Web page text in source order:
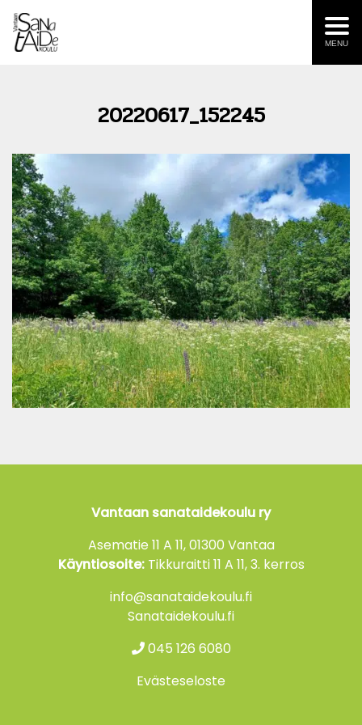
MENU
20220617_152245
Vantaan sanataidekoulu ry
Asematie 11 A 11, 01300 Vantaa
Käyntiosoite:Tikkuraitti 11 A 11, 3. kerros
info@sanataidekoulu.fi
Sanataidekoulu.fi
045 126 6080
Evästeseloste